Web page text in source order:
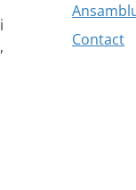
Contact